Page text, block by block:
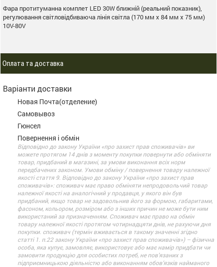
Фара протитуманна комплет LED 30W ближній (реальний показник),
регулювання світловідбиваюча лінія світла (170 мм х 84 мм х 75 мм)
10V-80V
Оплата та доставка
Варіанти доставки
Новая Почта(отделение)
Самовывоз
Гюнсел
Повернення і обмін
Відповідно до закону України «про захист прав споживачів» ви
можете протягом 14 днів з моменту покупки повернути або обміняти
товар, придбаний в магазині, за умови виконання всіх норм
передбачених законом. Умови обміну / повернення товару належної
якості стаття 9. Відповідно до закону України «про захист прав
споживачів»: споживач має право обміняти непродовольчий товар
належної якості на аналогічний у продавця, у якого він був
придбаний, якщо товар не задовольнив його за формою, габаритами,
фасоном, кольором, розміром або з інших причин не може бути ним
використаний за призначенням. Споживач має право на обмін
товару належної якості протягом чотирнадцяти днів, не рахуючи дня
покупки. споживач (термін вживається в такому значенні згідно
статті 1. п.22 закону України «про захист прав споживачів») – фізична
особа, яка купує, замовляє, використовує або має намір придбати чи
замовити продукцію для особистих потреб, не пов’язаних з
підприємницькою діяльністю або виконанням обов’язків найманого